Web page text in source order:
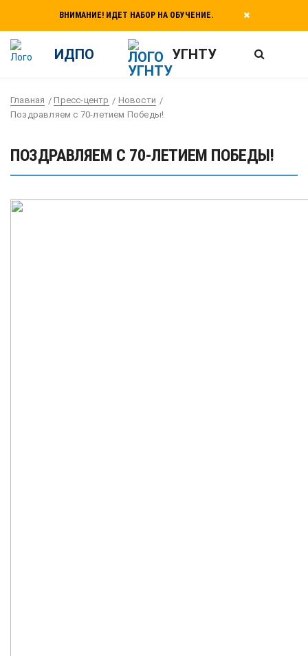
ВНИМАНИЕ! ИДЕТ НАБОР НА ОБУЧЕНИЕ.
ИДПО УГНТУ
Главная Пресс-центр
Новости
Поздравляем с 70-летием Победы!
ПОЗДРАВЛЯЕМ С 70-ЛЕТИЕМ ПОБЕДЫ!